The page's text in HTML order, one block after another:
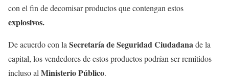
con el fin de decomisar productos que contengan estos
explosivos.
De acuerdo con la Secretaría de Seguridad Ciudadanade la
capital, los vendedores de estos productos podrían ser remitidos
incluso al Ministerio Público.